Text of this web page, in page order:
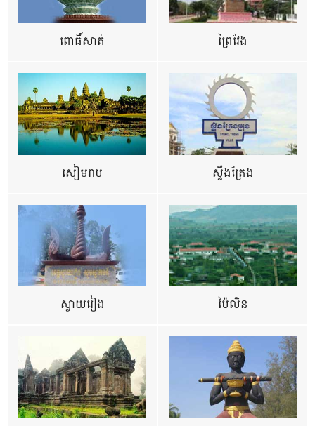
ពោធិ៍សាត់ ព្រៃវែង
សៀមរាប ស្ទឹងត្រែង
ស្វាយរៀង ប៉ៃលិន